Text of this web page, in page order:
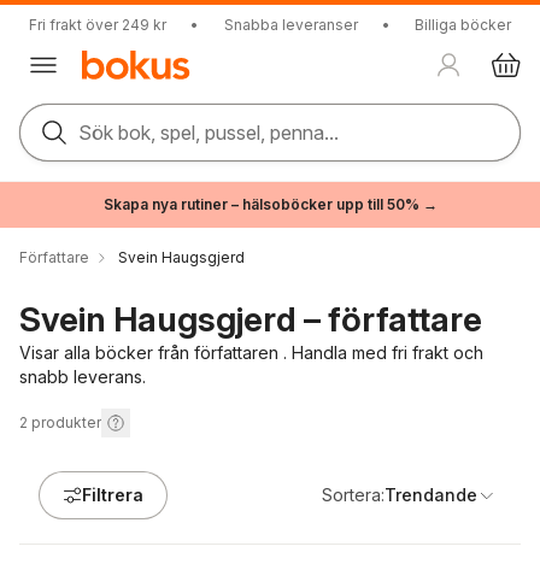
Fri frakt över 249 kr • Snabba leveranser • Billiga böcker
Sök bok, spel, pussel, penna...
Skapa nya rutiner – hälsoböcker upp till 50% →
Författare Svein Haugsgjerd
Svein Haugsgjerd – författare
Visar alla böcker från författaren . Handla med fri frakt och
snabb leverans.
2 produkter
Filtrera Sortera:Trendande